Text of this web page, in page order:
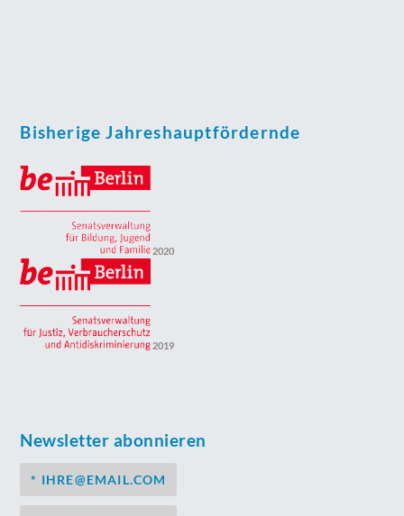
Bisherige Jahreshauptfördernde
2020
2019
Newsletter abonnieren